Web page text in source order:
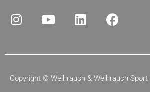
Copyright © Weihrauch & Weihrauch Sport